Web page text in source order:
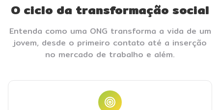
O ciclo da transformação social
Entenda como uma ONG transforma a vida de um
jovem, desde o primeiro contato até a inserção
no mercado de trabalho e além.